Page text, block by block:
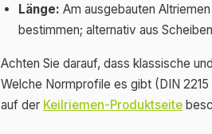
Länge: Am ausgebauten
bestimmen; alternativ aus
Achten Sie darauf, dass klassische
Welche Normprofile es gibt (DIN
auf der Keilriemen-Produktseite